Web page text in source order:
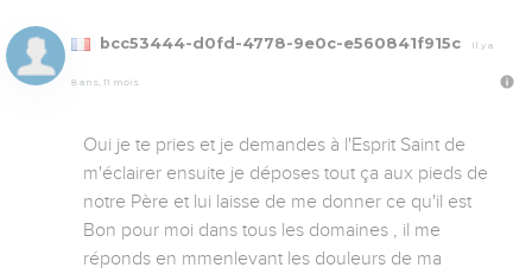
bcc53444-d0fd-4778-9e0c-e560841f915c Il y a
8 ans, 11 mois
Oui je te pries et je demandes à l'Esprit Saint de
m'éclairer ensuite je déposes tout ça aux pieds de
notre Père et lui laisse de me donner ce qu'il est
Bon pour moi dans tous les domaines , il me
réponds en mmenlevant les douleurs de ma